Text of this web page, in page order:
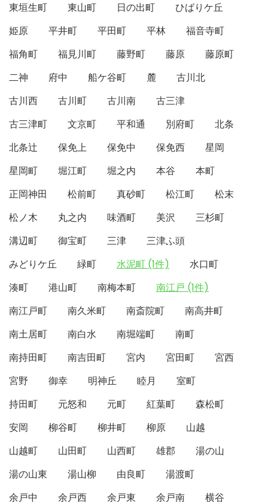
東垣生町
東山町 日の出町
ひばりケ丘
姫原
平井町 平田町 平林
福音寺町
福角町
福見川町 藤野町 藤原
藤原町
二神
府中 船ケ谷町 麓
古川北
古川西
古川町 古川南
古三津
古三津町
文京町 平和通 別府町
北条
北条辻
保免上 保免中 保免西
星岡
星岡町
堀江町 堀之内 本谷
本町
正岡神田
松前町 真砂町 松江町
松末
松ノ木
丸之内 味酒町 美沢
三杉町
溝辺町
御宝町 三津
三津ふ頭
みどりケ丘
緑町 水泥町 (1件)
水口町
湊町
港山町 南梅本町
南江戸 (1件)
南江戸町
南久米町 南斎院町
南高井町
南土居町
南白水 南堀端町
南町
南持田町
南吉田町 宮内 宮田町
宮西
宮野
御幸 明神丘 睦月
室町
持田町
元怒和 元町 紅葉町
森松町
安岡
柳谷町 柳井町 柳原
山越
山越町
山田町 山西町 雄郡
湯の山
湯の山東
湯山柳 由良町
湯渡町
余戸中
余戸西 余戸東 余戸南 横谷